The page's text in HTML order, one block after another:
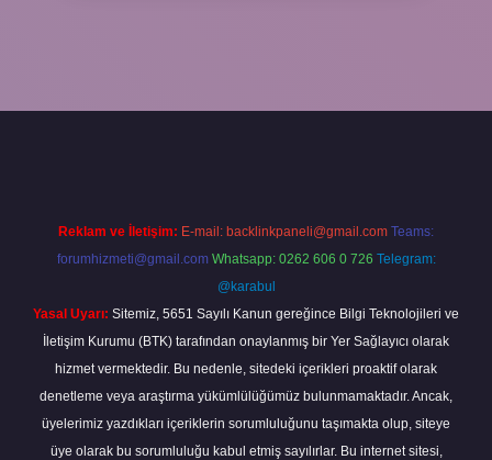
Reklam ve İletişim: E-mail: backlinkpaneli@gmail.com Teams:
forumhizmeti@gmail.com Whatsapp: 0262 606 0 726 Telegram:
@karabul
Yasal Uyarı: Sitemiz, 5651 Sayılı Kanun gereğince Bilgi Teknolojileri ve
İletişim Kurumu (BTK) tarafından onaylanmış bir Yer Sağlayıcı olarak
hizmet vermektedir. Bu nedenle, sitedeki içerikleri proaktif olarak
denetleme veya araştırma yükümlülüğümüz bulunmamaktadır. Ancak,
üyelerimiz yazdıkları içeriklerin sorumluluğunu taşımakta olup, siteye
üye olarak bu sorumluluğu kabul etmiş sayılırlar. Bu internet sitesi,